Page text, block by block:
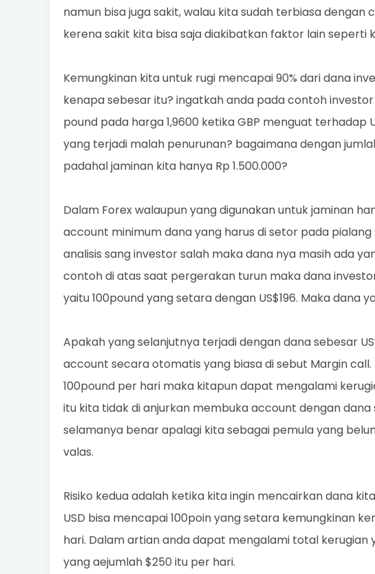
namun bisa juga sakit, walau kita sudah terbiasa
kerena sakit kita bisa saja diakibatkan faktor lain seperti
Kemungkinan kita untuk rugi mencapai 90% dari dana
kenapa sebesar itu? ingatkah anda pada contoh
pound pada harga 1,9600 ketika GBP menguat terhadap
yang terjadi malah penurunan? bagaimana dengan
padahal jaminan kita hanya Rp 1.500.000?
Dalam Forex walaupun yang digunakan untuk jaminan
account minimum dana yang harus di setor pada
analisis sang investor salah maka dana nya masih ada
contoh di atas saat pergerakan turun maka dana
yaitu 100pound yang setara dengan US$196. Maka dana
Apakah yang selanjutnya terjadi dengan dana sebesar
account secara otomatis yang biasa di sebut Margin
100pound per hari maka kitapun dapat mengalami
itu kita tidak di anjurkan membuka account dengan
selamanya benar apalagi kita sebagai pemula yang
valas.
Risiko kedua adalah ketika kita ingin mencairkan dana
USD bisa mencapai 100poin yang setara kemungkinan
hari. Dalam artian anda dapat mengalami total kerugian
yang aejumlah $250 itu per hari.